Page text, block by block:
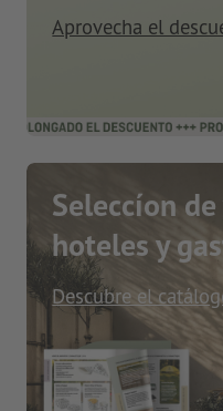
Aprovecha el
Seleccíon
hoteles y
Descubre el